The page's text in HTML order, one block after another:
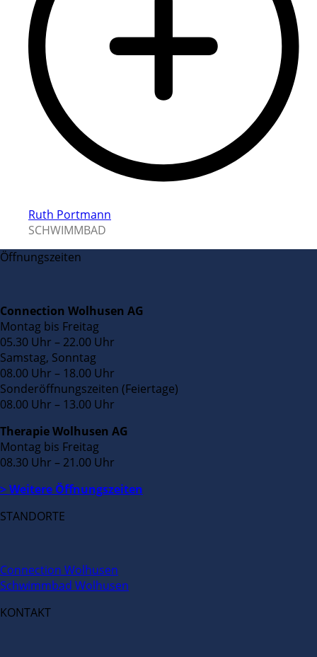
Ruth Portmann
SCHWIMMBAD
Öffnungszeiten
Connection Wolhusen AG
Montag bis Freitag
05.30 Uhr – 22.00 Uhr
Samstag, Sonntag
08.00 Uhr – 18.00 Uhr
Sonderöffnungszeiten (Feiertage)
08.00 Uhr – 13.00 Uhr
Therapie Wolhusen AG
Montag bis Freitag
08.30 Uhr – 21.00 Uhr
> Weitere Öffnungszeiten
STANDORTE
Connection Wolhusen
Schwimmbad Wolhusen
KONTAKT